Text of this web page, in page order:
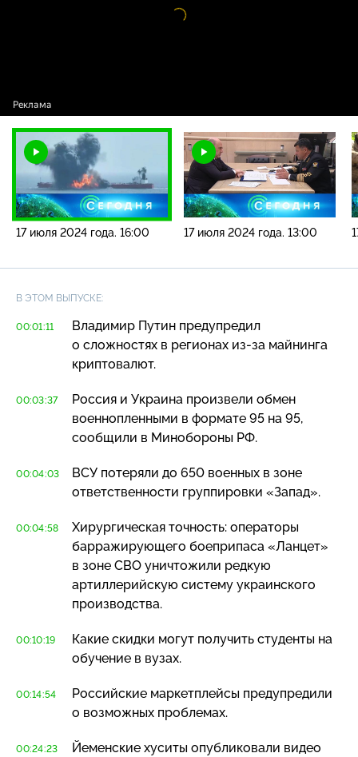
Видео
17 июля 2024 года. 16:00 17 июля 2024 года. 13:00
В ЭТОМ ВЫПУСКЕ:
00:01:11
Владимир Путин предупредил
о сложностях в регионах из-за майнинга
криптовалют.
00:03:37
Россия и Украина произвели обмен
военнопленными в формате 95 на 95,
сообщили в Минобороны РФ.
00:04:03
ВСУ потеряли до 650 военных в зоне
ответственности группировки «Запад».
00:04:58
Хирургическая точность: операторы
барражирующего боеприпаса «Ланцет»
в зоне СВО уничтожили редкую
артиллерийскую систему украинского
производства.
00:10:19
Какие скидки могут получить студенты на
обучение в вузах.
00:14:54
Российские маркетплейсы предупредили
о возможных проблемах.
00:24:23
Йеменские хуситы опубликовали видео